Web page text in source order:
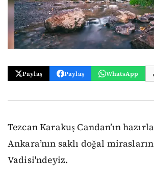
Paylaş Paylaş WhatsApp
Tezcan Karakuş Candan’ın
Ankara’nın saklı doğal
Vadisi'ndeyiz.